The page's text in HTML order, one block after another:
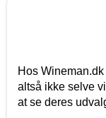
Hos
altså ikke selve
at se deres